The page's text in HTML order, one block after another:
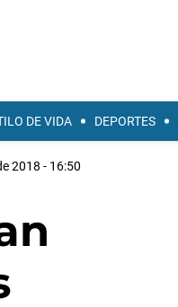
DE VIDA DEPORTES
2018 - 16:50